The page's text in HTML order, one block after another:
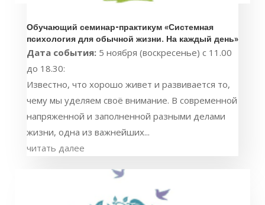
Обучающий семинар-практикум «Системная
психология для обычной жизни. На каждый день»
Дата события: 5 ноября (воскресенье) с 11.00
до 18.30:
Известно, что хорошо живет и развивается то,
чему мы уделяем своё внимание. В современной
напряженной и заполненной разными делами
жизни, одна из важнейших...
читать далее